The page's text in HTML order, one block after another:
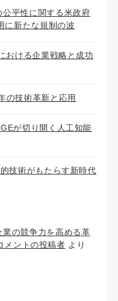
平性に関する米政府
に新たな規制の波
おける企業戦略と成功
の技術革新と応用
が切り開く人工知能
技術がもたらす新時代
の競争力を高める革
メントの投稿者 より